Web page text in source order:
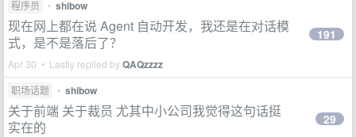
程序员 • shibow
现在网上都在说 Agent 自动开发，我还是在对话模
式，是不是落后了？
Apr 30 • Lastly replied byQAQzzzz
191
职场话题 • shibow
关于前端 关于裁员 尤其中小公司我觉得这句话挺
实在的
29